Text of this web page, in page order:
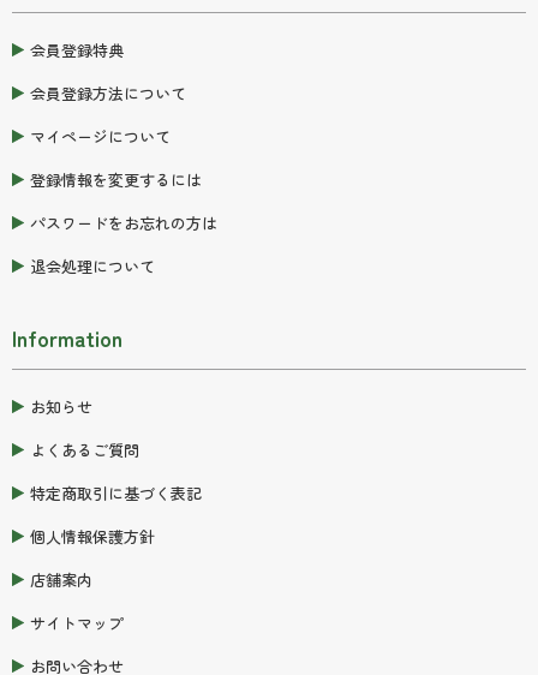
会員登録特典
会員登録方法について
マイページについて
登録情報を変更するには
パスワードをお忘れの方は
退会処理について
Information
お知らせ
よくあるご質問
特定商取引に基づく表記
個人情報保護方針
店舗案内
サイトマップ
お問い合わせ